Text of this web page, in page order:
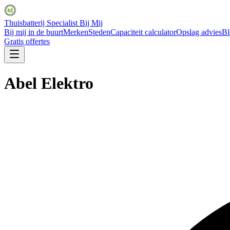
Thuisbatterij Specialist Bij Mij
Bij mij in de buurtMerkenStedenCapaciteit calculatorOpslag advies
Gratis offertes
Abel Elektro